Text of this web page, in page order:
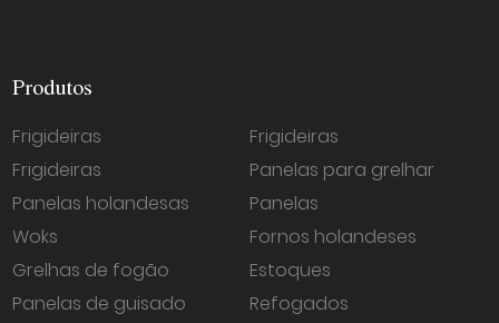
Produtos
Frigideiras
Frigideiras
Panelas holandesas
Woks
Grelhas de fogão
Panelas de guisado
Frigideiras
Panelas para grelhar
Panelas
Fornos holandeses
Estoques
Refogados